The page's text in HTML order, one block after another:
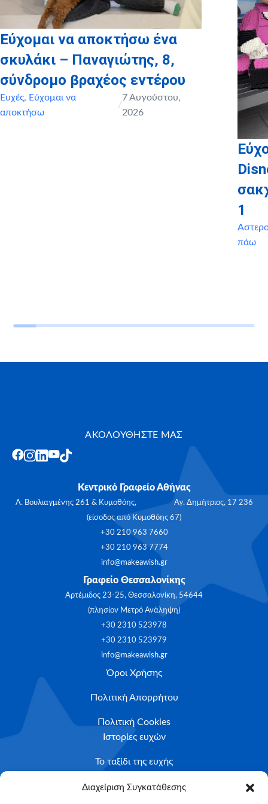
Διαχείριση Συγκατάθεσης
Εύχομαι να αποκτήσω ένα
σκυλάκι – Παναγιώτης, 8,
σύνδρομο βραχέος εντέρου
Ευχές, Εύχομαι να
αποκτήσω
/
7 Αυγούστου,
2026
1
πάω
ΑΚΟΛΟΥΘΗΣΤΕ ΜΑΣ
Κεντρικό Γραφείο Αθήνας
Λ. Βουλιαγμένης 261 & Κυμοθόης, Αγ. Δημήτριος, 17 236
(είσοδος από Κυμοθόης 67)
+30 210 963 7660
+30 210 963 7774
info@makeawish.gr
Γραφείο Θεσσαλονίκης
Αρτέμιδος 23-25, Θεσσαλονίκη, 54644
(πλησίον Μετρό Ανάληψη)
+30 2310 523978
+30 2310 523979
info@makeawish.gr
Όροι Χρήσης
Πολιτική Απορρήτου
Πολιτική Cookies
Ιστορίες ευχών
Το ταξίδι της ευχής
Κριτήρια Καταλληλότητας